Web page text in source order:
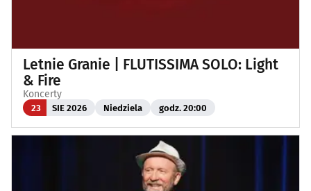
Letnie Granie | FLUTISSIMA SOLO: Light
& Fire
Koncerty
23 SIE 2026 Niedziela godz. 20:00